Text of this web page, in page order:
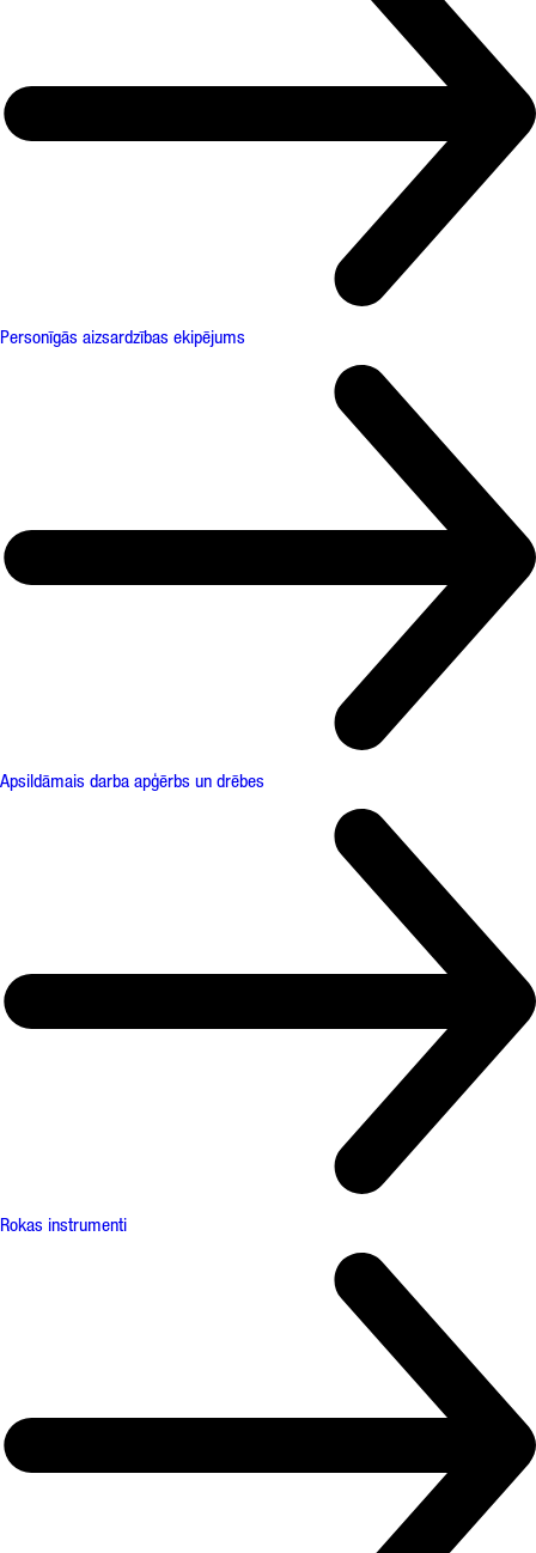
Personīgās aizsardzības ekipējums
Apsildāmais darba apģērbs un drēbes
Rokas instrumenti